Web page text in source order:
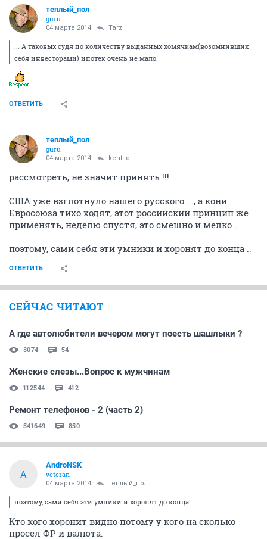
теплый_пол
guru
04 марта 2014 Tarz
... А таковых судя по количеству выданных хомячкам(возомнивших
себя инвесторами) ипотек очень не мало.
ОТВЕТИТЬ
теплый_пол
guru
04 марта 2014 kentilo
рассмотреть, не значит принять !!!
США уже взглотнуло нашего русского ..., а кони
Евросоюза тихо ходят, этот российский принцип же
применять, неделю спустя, это смешно и мелко ..
поэтому, сами себя эти умники и хоронят до конца ..
ОТВЕТИТЬ
СЕЙЧАС ЧИТАЮТ
А где автолюбители вечером могут поесть шашлыки ?
3074 54
Женские слезы...Вопрос к мужчинам
112544 412
Ремонт телефонов - 2 (часть 2)
541649 850
A
AndroNSK
veteran
04 марта 2014 теплый_пол
поэтому, сами себя эти умники и хоронят до конца ..
Кто кого хоронит видно потому у кого на сколько
просел ФР и валюта.